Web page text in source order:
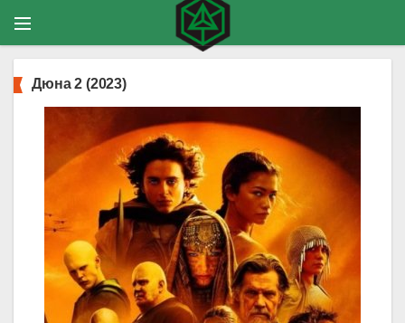
Дюна 2 (2023)